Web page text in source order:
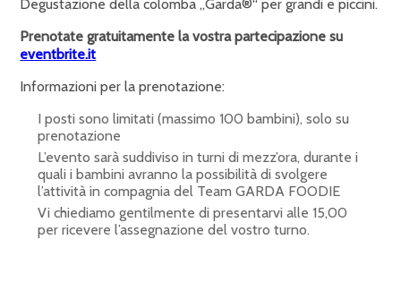
Degustazione della colomba „Garda®“ per grandi e piccini.
Prenotate gratuitamente la vostra partecipazione su
eventbrite.it
Informazioni per la prenotazione:
I posti sono limitati (massimo 100 bambini), solo su
prenotazione
L’evento sarà suddiviso in turni di mezz’ora, durante i
quali i bambini avranno la possibilità di svolgere
l’attività in compagnia del Team GARDA FOODIE
Vi chiediamo gentilmente di presentarvi alle 15,00
per ricevere l’assegnazione del vostro turno.